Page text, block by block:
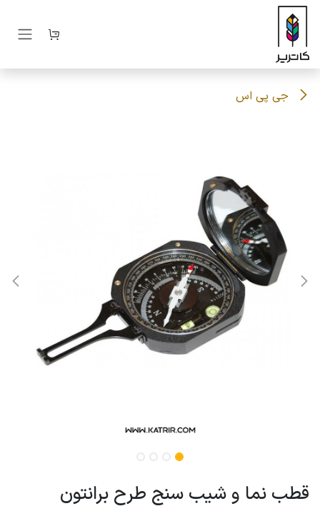
صرف نظر و مشاهده محتوا
جی پی اس
قطب نما و شيب سنج طرح برانتون